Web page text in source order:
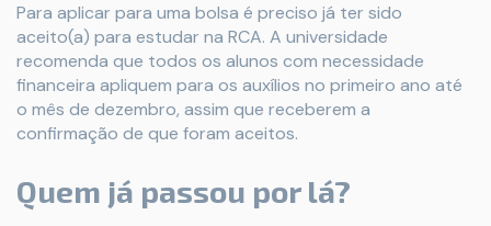
Para aplicar para uma bolsa é preciso já ter sido
aceito(a) para estudar na RCA. A universidade
recomenda que todos os alunos com necessidade
financeira apliquem para os auxílios no primeiro ano até
o mês de dezembro, assim que receberem a
confirmação de que foram aceitos.
Quem já passou por lá?